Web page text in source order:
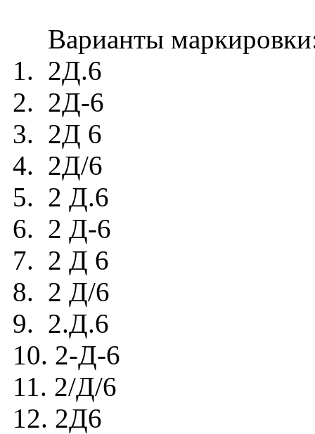
Варианты
1. 2Д.6
2. 2Д-6
3. 2Д 6
4. 2Д/6
5. 2 Д.6
6. 2 Д-6
7. 2 Д 6
8. 2 Д/6
9. 2.Д.6
10. 2-Д-6
11. 2/Д/6
12. 2Д6